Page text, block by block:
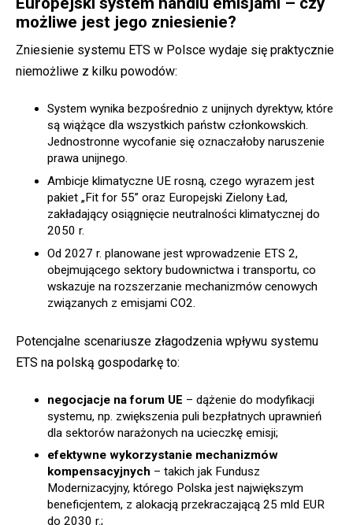
możliwe jest jego zniesienie?
Zniesienie systemu ETS w Polsce wydaje się praktycznie
niemożliwe z kilku powodów:
System wynika bezpośrednio z unijnych dyrektyw, które
są wiążące dla wszystkich państw członkowskich.
Jednostronne wycofanie się oznaczałoby naruszenie
prawa unijnego.
Ambicje klimatyczne UE rosną, czego wyrazem jest
pakiet „Fit for 55” oraz Europejski Zielony Ład,
zakładający osiągnięcie neutralności klimatycznej do
2050 r.
Od 2027 r. planowane jest wprowadzenie ETS 2,
obejmującego sektory budownictwa i transportu, co
wskazuje na rozszerzanie mechanizmów cenowych
związanych z emisjami CO2.
Potencjalne scenariusze złagodzenia wpływu systemu
ETS na polską gospodarkę to:
negocjacje na forum UE – dążenie do modyfikacji
systemu, np. zwiększenia puli bezpłatnych uprawnień
dla sektorów narażonych na ucieczkę emisji;
efektywne wykorzystanie mechanizmów
kompensacyjnych – takich jak Fundusz
Modernizacyjny, którego Polska jest największym
beneficjentem, z alokacją przekraczającą 25 mld EUR
do 2030 r.;